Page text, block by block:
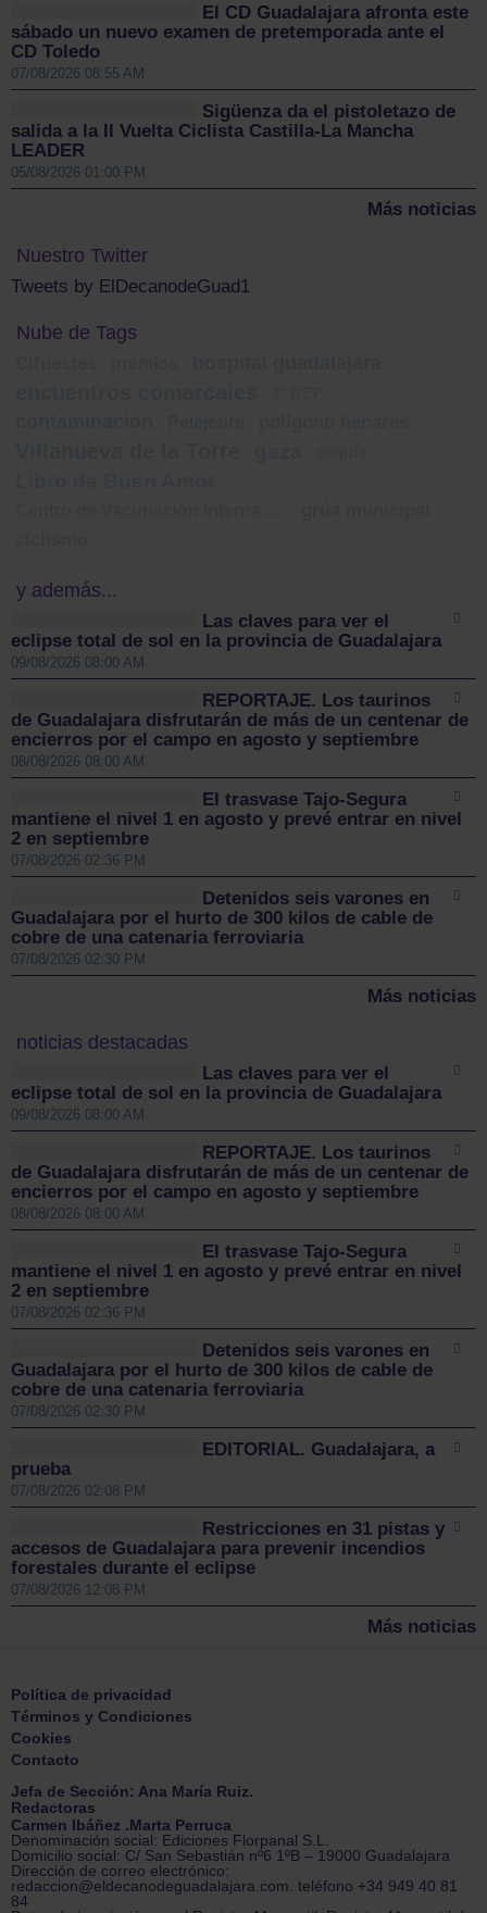
El CD Guadalajara afronta este
sábado un nuevo examen de pretemporada ante el
CD Toledo
07/08/2026 08:55 AM
Sigüenza da el pistoletazo de
salida a la II Vuelta Ciclista Castilla-La Mancha
LEADER
05/08/2026 01:00 PM
Más noticias
Nuestro Twitter
Tweets by ElDecanodeGuad1
Nube de Tags
y además...
Las claves para ver el
eclipse total de sol en la provincia de Guadalajara
09/08/2026 08:00 AM
REPORTAJE. Los taurinos
de Guadalajara disfrutarán de más de un centenar de
encierros por el campo en agosto y septiembre
08/08/2026 08:00 AM
El trasvase Tajo-Segura
mantiene el nivel 1 en agosto y prevé entrar en nivel
2 en septiembre
07/08/2026 02:36 PM
Detenidos seis varones en
Guadalajara por el hurto de 300 kilos de cable de
cobre de una catenaria ferroviaria
07/08/2026 02:30 PM
Más noticias
noticias destacadas
Las claves para ver el
eclipse total de sol en la provincia de Guadalajara
09/08/2026 08:00 AM
REPORTAJE. Los taurinos
de Guadalajara disfrutarán de más de un centenar de
encierros por el campo en agosto y septiembre
08/08/2026 08:00 AM
El trasvase Tajo-Segura
mantiene el nivel 1 en agosto y prevé entrar en nivel
2 en septiembre
07/08/2026 02:36 PM
Detenidos seis varones en
Guadalajara por el hurto de 300 kilos de cable de
cobre de una catenaria ferroviaria
07/08/2026 02:30 PM
EDITORIAL. Guadalajara, a
prueba
07/08/2026 02:08 PM
Restricciones en 31 pistas y
accesos de Guadalajara para prevenir incendios
forestales durante el eclipse
07/08/2026 12:08 PM
Más noticias
Política de privacidad
Términos y Condiciones
Cookies
Contacto
Jefa de Sección: Ana María Ruiz.
Redactoras
Carmen Ibáñez .Marta Perruca
Denominación social: Ediciones Florpanal S.L.
Domicilio social: C/ San Sebastián nº6 1ºB – 19000 Guadalajara
Dirección de correo electrónico:
redaccion@eldecanodeguadalajara.com. teléfono +34 949 40 81
84